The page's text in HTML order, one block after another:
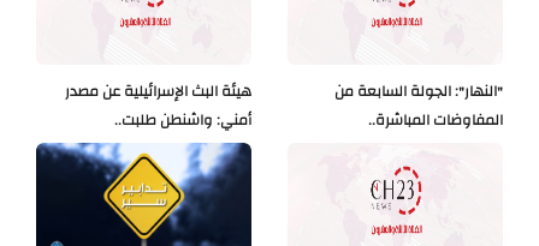
هيئة البث الإسرائيلية عن مصدر
أمني: واشنطن طلبت..
"النهار": الجولة السابعة من
المفاوضات المباشرة..